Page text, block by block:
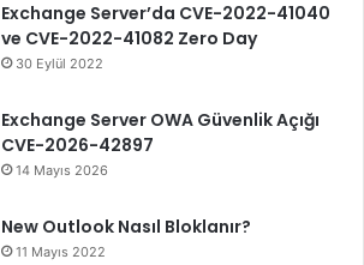
Exchange Server’da CVE-2022-41040
ve CVE-2022-41082 Zero Day
30 Eylül 2022
Exchange Server OWA Güvenlik Açığı
CVE-2026-42897
14 Mayıs 2026
New Outlook Nasıl Bloklanır?
11 Mayıs 2022